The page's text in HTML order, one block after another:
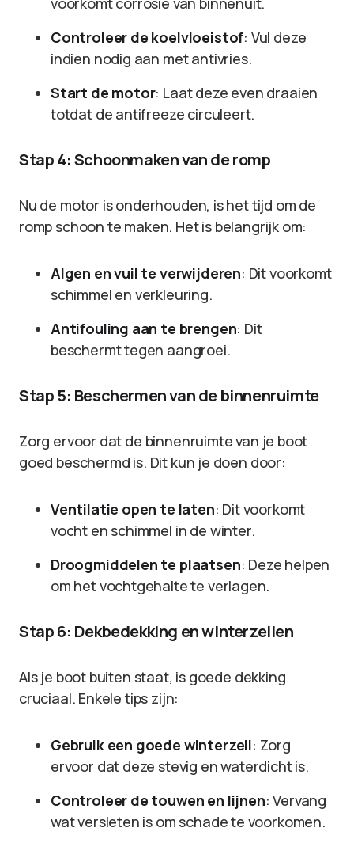
Controleer de koelvloeistof: Vul deze
indien nodig aan met antivries.
Start de motor: Laat deze even draaien
totdat de antifreeze circuleert.
Stap 4: Schoonmaken van de romp
Nu de motor is onderhouden, is het tijd om de
romp schoon te maken. Het is belangrijk om:
Algen en vuil te verwijderen: Dit voorkomt
schimmel en verkleuring.
Antifouling aan te brengen: Dit
beschermt tegen aangroei.
Stap 5: Beschermen van de binnenruimte
Zorg ervoor dat de binnenruimte van je boot
goed beschermd is. Dit kun je doen door:
Ventilatie open te laten: Dit voorkomt
vocht en schimmel in de winter.
Droogmiddelen te plaatsen: Deze helpen
om het vochtgehalte te verlagen.
Stap 6: Dekbedekking en winterzeilen
Als je boot buiten staat, is goede dekking
cruciaal. Enkele tips zijn:
Gebruik een goede winterzeil: Zorg
ervoor dat deze stevig en waterdicht is.
Controleer de touwen en lijnen: Vervang
wat versleten is om schade te voorkomen.